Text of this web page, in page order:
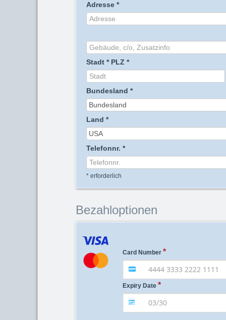
Adresse *
Stadt * PLZ *
Bundesland *
Land *
Telefonnr. *
* erforderlich
Bezahloptionen
Card Number
Expiry Date